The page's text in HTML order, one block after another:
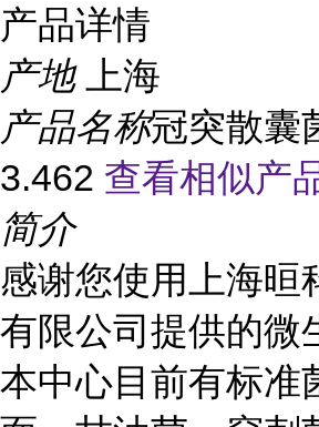
产品详情
产地
上海
产品名称冠突散囊
3.462 查看相似产
简介
感谢您使用上海晅
有限公司提供的微
本中心目前有标准